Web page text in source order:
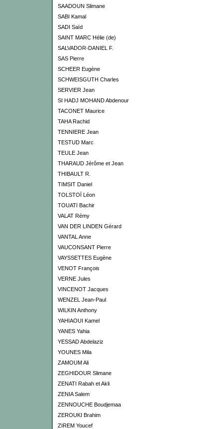
SAADOUN Slimane
SABI Kamal
SADI Saïd
SAINT MARC Hélie (de)
SALVADOR-DANIEL F.
SAS Pierre
SCHEER Eugène
SCHWEISGUTH Charles
SERVIER Jean
SI HADJ MOHAND Abdenour
TACONET Maurice
TAHA Rachid
TENNIERE Jean
TESTUD Marc
TEULE Jean
THARAUD Jérôme et Jean
THIBAULT R.
TIMSIT Daniel
TOLSTOÏ Léon
TOUATI Bachir
VALAT Rémy
VAN DER LINDEN Gérard
VANTAL Anne
VAUCONSANT Pierre
VAYSSETTES Eugène
VENOT François
VERNE Jules
VINCENOT Jacques
WENZEL Jean-Paul
WILKIN Anthony
YAHIAOUI Kamel
YANES Yahia
YESSAD Abdelaziz
YOUNES Mila
ZAMOUM Ali
ZEGHIDOUR Slimane
ZENATI Rabah et Akli
ZENIA Salem
ZENNOUCHE Boudjemaa
ZEROUKI Brahim
ZIREM Youcef